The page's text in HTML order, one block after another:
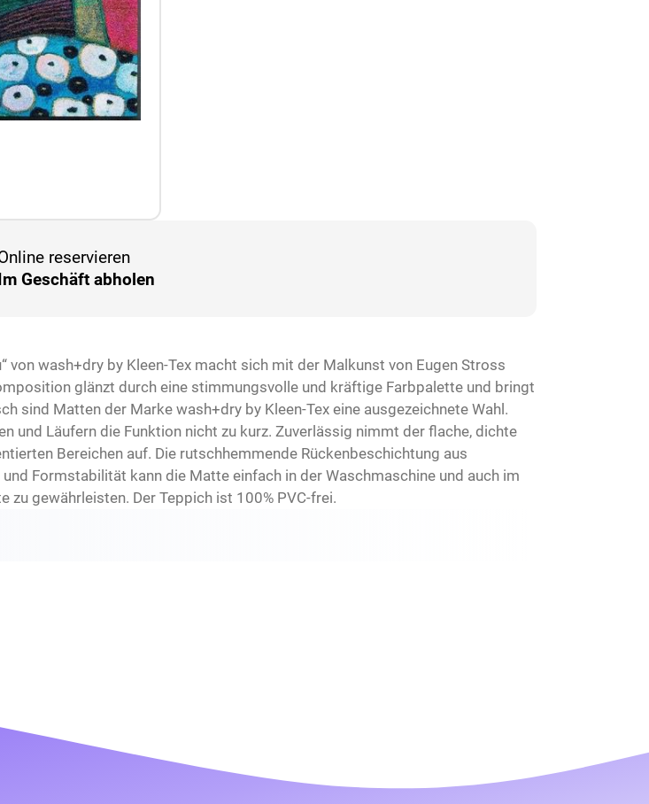
reservieren
Geschäft abholen
von wash+dry by Kleen-Tex macht sich mit der Malkunst von Eugen Stross
glänzt durch eine stimmungsvolle und kräftige Farbpalette und bringt
sind Matten der Marke wash+dry by Kleen-Tex eine ausgezeichnete Wahl.
und Läufern die Funktion nicht zu kurz. Zuverlässig nimmt der flache, dichte
Bereichen auf. Die rutschhemmende Rückenbeschichtung aus
Formstabilität kann die Matte einfach in der Waschmaschine und auch im
zu gewährleisten. Der Teppich ist 100% PVC-frei.